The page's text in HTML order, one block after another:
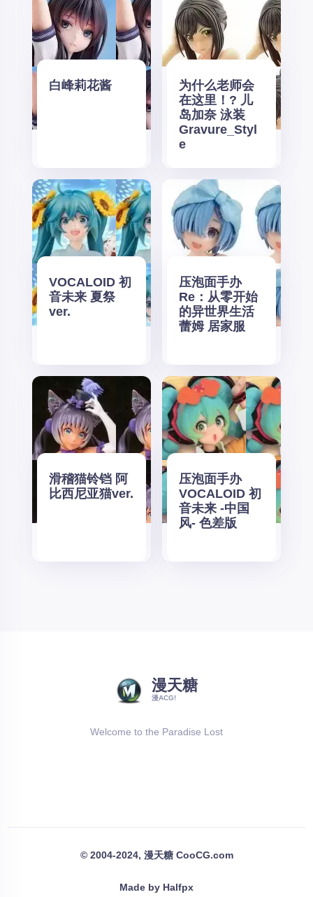
白峰莉花酱
为什么老师会
在这里！? 儿
岛加奈 泳装
Gravure_Styl
e
VOCALOID 初
音未来 夏祭
ver.
压泡面手办
Re：从零开始
的异世界生活
蕾姆 居家服
滑稽猫铃铛 阿
比西尼亚猫ver.
压泡面手办
VOCALOID 初
音未来 -中国
风- 色差版
漫天糖
漫ACG!
Welcome to the Paradise Lost
© 2004-2024, 漫天糖 CooCG.com
Made by Halfpx